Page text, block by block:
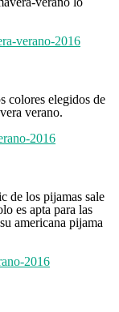
colores elegidos de
verano.
de los pijamas sale
es apta para las
americana pijama